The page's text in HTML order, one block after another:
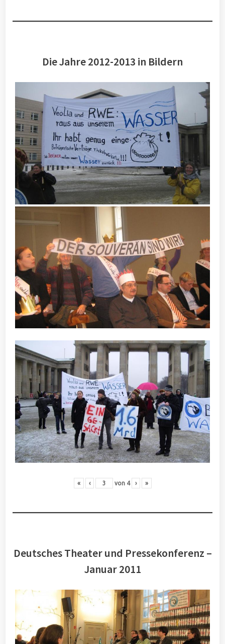
Die Jahre 2012-2013 in Bildern
« ‹ von 4 › »
Deutsches Theater und Pressekonferenz –
Januar 2011